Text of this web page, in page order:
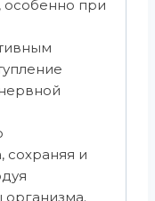
особенно при
сохраняя и
организма.